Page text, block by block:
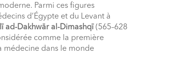
Parmi ces figures
d’Égypte et du Levant à
ad-Dakhwār al-Dimashqī(565–628
comme la première
médecine dans le monde